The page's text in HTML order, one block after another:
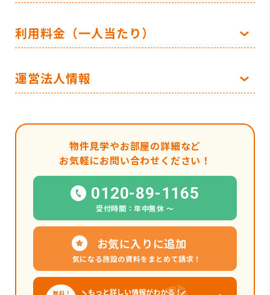
利用料金（一人当たり）
運営法人情報
物件見学やお部屋の詳細など
お気軽にお問い合わせください！
0120-89-1165
受付時間：年中無休 〜
お気に入りに追加
気になる施設の資料をまとめて請求！
もっと詳しい情報がわかる！